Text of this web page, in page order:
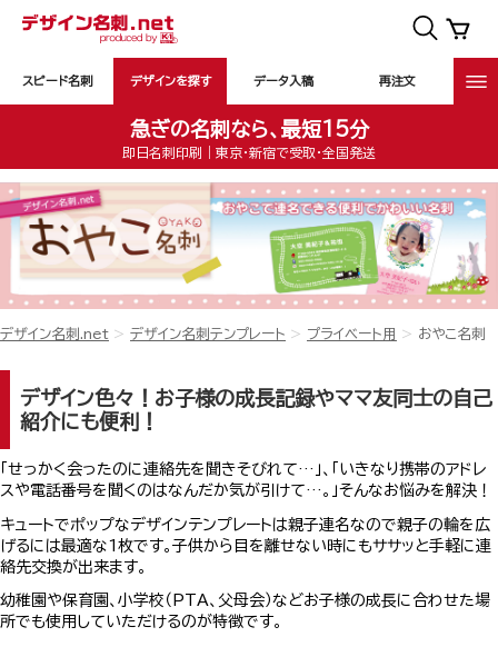
スピード名刺 デザインを探す データ入稿 再注文
急ぎの名刺なら、最短15分
即日名刺印刷｜東京・新宿で受取・全国発送
デザイン名刺.net デザイン名刺テンプレート プライベート用 おやこ名刺
デザイン色々！お子様の成長記録やママ友同士の自己
紹介にも便利！
「せっかく会ったのに連絡先を聞きそびれて…」、「いきなり携帯のアドレ
スや電話番号を聞くのはなんだか気が引けて…。」そんなお悩みを解決！
キュートでポップなデザインテンプレートは親子連名なので親子の輪を広
げるには最適な1枚です。子供から目を離せない時にもササッと手軽に連
絡先交換が出来ます。
幼稚園や保育園、小学校（PTA、父母会）などお子様の成長に合わせた場
所でも使用していただけるのが特徴です。